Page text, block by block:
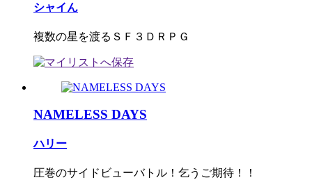
シャイん
複数の星を渡るＳＦ３ＤＲＰＧ
NAMELESS DAYS
ハリー
圧巻のサイドビューバトル！乞うご期待！！